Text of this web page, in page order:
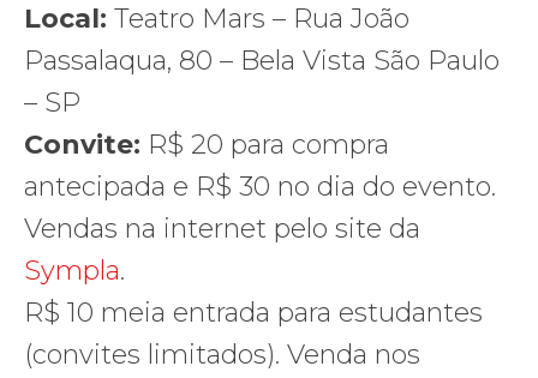
Local: Teatro Mars – Rua João
Passalaqua, 80 – Bela Vista São Paulo
– SP
Convite: R$ 20 para compra
antecipada e R$ 30 no dia do evento.
Vendas na internet pelo site da
Sympla.
R$ 10 meia entrada para estudantes
(convites limitados). Venda nos